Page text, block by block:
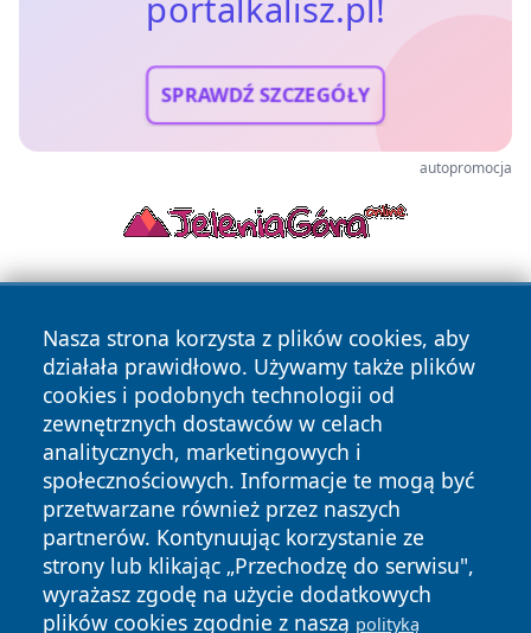
portalkalisz.pl!
SPRAWDŹ SZCZEGÓŁY
autopromocja
Nasza strona korzysta z plików cookies, aby
działała prawidłowo. Używamy także plików
cookies i podobnych technologii od
zewnętrznych dostawców w celach
analitycznych, marketingowych i
społecznościowych. Informacje te mogą być
przetwarzane również przez naszych
partnerów. Kontynuując korzystanie ze
strony lub klikając „Przechodzę do serwisu",
wyrażasz zgodę na użycie dodatkowych
plików cookies zgodnie z naszą polityką
Copyright © 2026 portalkalisz.pl Wszystkie prawa
zastrzeżone.
News Autorzy
Polityka
Prywatności
Polityka
Cookies